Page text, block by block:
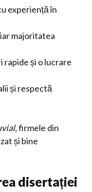
experiență în
majoritatea
rapide și o lucrare
și respectă
, firmele din
și bine
disertației